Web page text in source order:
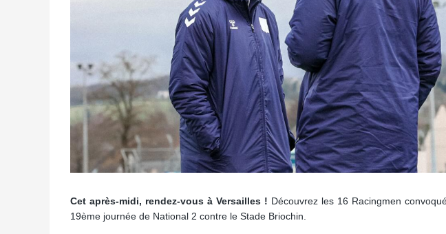
Cet après-midi, rendez-vous à Versailles ! Découvrez les 16 Racingmen
19ème journée de National 2 contre le Stade Briochin.